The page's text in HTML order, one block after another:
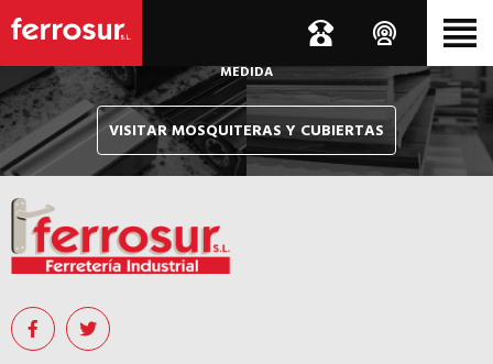
Le hacemos llegar, allí donde esté, y en tiempo récord,
sus pedidos de mosquiteras y sistemas de cubiertas confeccionados A
MEDIDA
VISITAR MOSQUITERAS Y CUBIERTAS